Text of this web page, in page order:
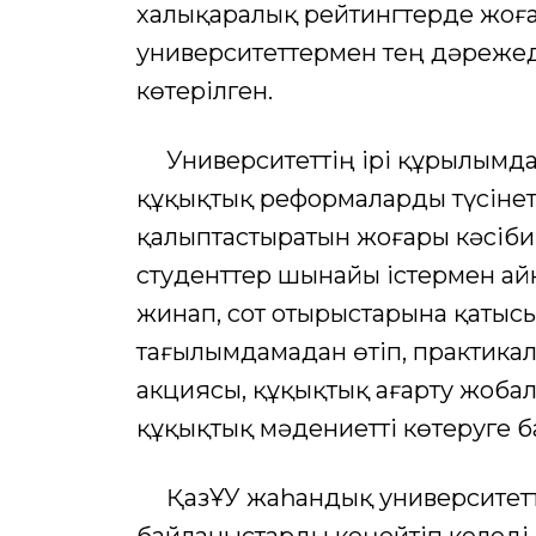
халықаралық рейтингтерде
университеттермен тең
көтерілген.
Университеттің ірі
құқықтық реформаларды
қалыптастыратын жоғары
студенттер шынайы істермен
жинап, сот отырыстарына
тағылымдамадан өтіп,
акциясы, құқықтық ағарту
құқықтық мәдениетті көтеруге
ҚазҰУ жаһандық